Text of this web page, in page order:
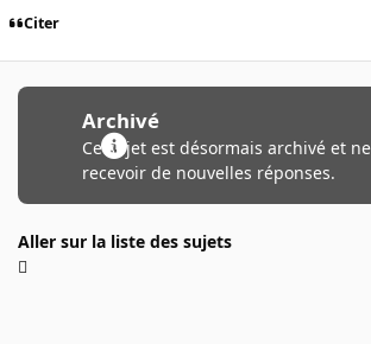
Citer
Archivé
Ce sujet est désormais archivé et
recevoir de nouvelles réponses.
Aller sur la liste des sujets